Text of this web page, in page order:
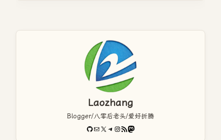
Laozhang
Blogger/八零后老头/爱好折腾
GitHub
电子邮件X Telegram
Instagram
RSS FeedMastodon